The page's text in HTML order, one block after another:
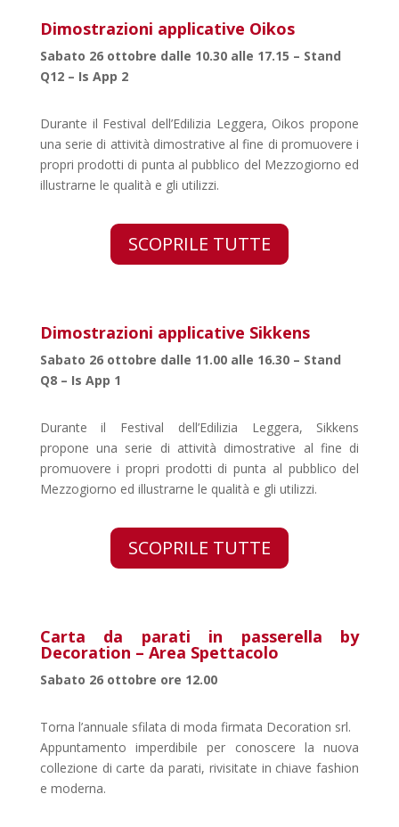
Dimostrazioni applicative Oikos
Sabato 26 ottobre dalle 10.30 alle 17.15 – Stand
Q12 – Is App 2
Durante il Festival dell’Edilizia Leggera, Oikos propone
una serie di attività dimostrative al fine di promuovere i
propri prodotti di punta al pubblico del Mezzogiorno ed
illustrarne le qualità e gli utilizzi.
SCOPRILE TUTTE
Dimostrazioni applicative Sikkens
Sabato 26 ottobre dalle 11.00 alle 16.30 – Stand
Q8 – Is App 1
Durante il Festival dell’Edilizia Leggera, Sikkens
propone una serie di attività dimostrative al fine di
promuovere i propri prodotti di punta al pubblico del
Mezzogiorno ed illustrarne le qualità e gli utilizzi.
SCOPRILE TUTTE
Carta da parati in passerella by
Decoration – Area Spettacolo
Sabato 26 ottobre ore 12.00
Torna l’annuale sfilata di moda firmata Decoration srl.
Appuntamento imperdibile per conoscere la nuova
collezione di carte da parati, rivisitate in chiave fashion
e moderna.